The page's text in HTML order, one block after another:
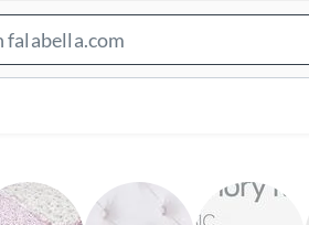
Bar